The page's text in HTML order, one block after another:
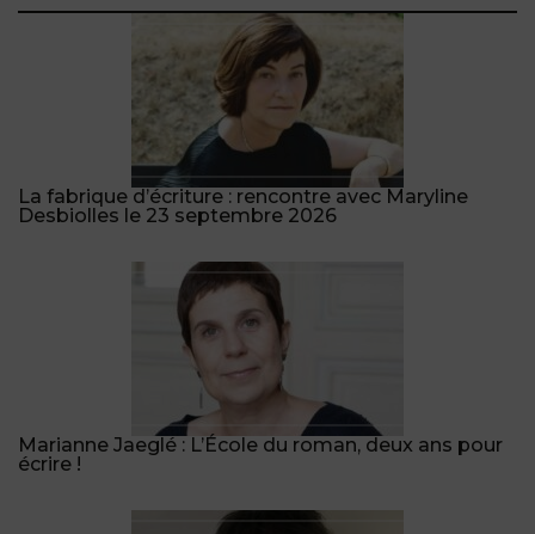
La fabrique d’écriture : rencontre avec Maryline
Desbiolles le 23 septembre 2026
Marianne Jaeglé : L’École du roman, deux ans pour
écrire !